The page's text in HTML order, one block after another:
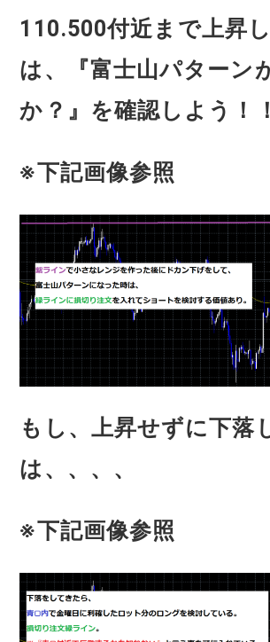
110.500付近まで上昇
は、『富士山パターン
か？』を確認しよう！！
※下記画像参照
もし、上昇せずに下落
は、、、、
※下記画像参照